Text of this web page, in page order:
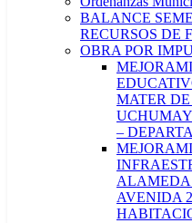
BALANCE
RECURSOS DE
OBRA POR
MATER
–
ALAMEDA
AVENIDA